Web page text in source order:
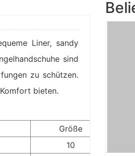
Liner, sandy
sind
zu schützen.
bieten.
Größe
10